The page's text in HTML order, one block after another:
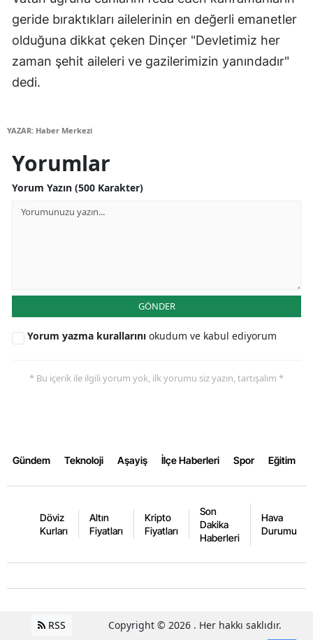
Yozgat
Zonguldak
Ardahan
Karabük
Düzce
geride bıraktıkları ailelerinin en değerli emanetler
olduğuna dikkat çeken Dinçer "Devletimiz her
zaman şehit aileleri ve gazilerimizin yanındadır"
dedi.
YAZAR: Haber Merkezi
Yorumlar
Yorum Yazın (500 Karakter)
GÖNDER
Yorum yazma kurallarını okudum ve kabul ediyorum
* Bu içerik ile ilgili yorum yok, ilk yorumu siz yazın, tartışalım *
Gündem Teknoloji Aşayiş İlçe Haberleri Spor Eğitim
Döviz
Kurları
Altın
Fiyatları
Kripto
Fiyatları
Son
Dakika
Haberleri
Hava
Durumu
RSS Copyright © 2026 . Her hakkı saklıdır.